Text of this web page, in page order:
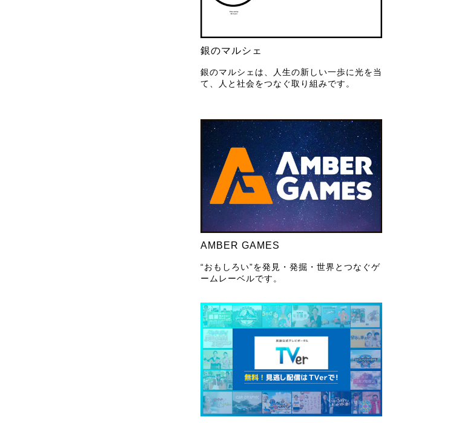
銀のマルシェ
銀のマルシェは、人生の新しい一歩に光を当
て、人と社会をつなぐ取り組みです。
AMBER GAMES
“おもしろい”を発見・発掘・世界とつなぐゲ
ームレーベルです。